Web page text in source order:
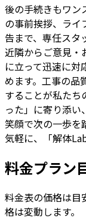
後の手続きもワン
の事前挨拶、ライ
告まで、専任スタ
近隣からご意見・
に立って迅速に対
めます。工事の品
することが私たち
った」に寄り添い
笑顔で次の一歩を
気軽に、「解体
料金プラン
料金表の価格は目
格は変動します。